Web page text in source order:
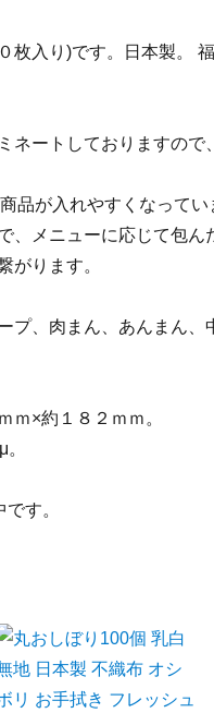
枚入り)です。日本製。
ネートしておりますの
品が入れやすくなってい
、メニューに応じて包
がります。
プ、肉まん、あんまん
ｍ×約１８２ｍｍ。
す。